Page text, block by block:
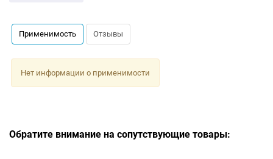
Применимость Отзывы
Нет информации о применимости
Обратите внимание на сопутствующие товары: